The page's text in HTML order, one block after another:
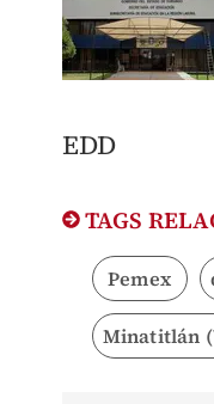
EDD
TAGS
Pemex
Minatitlán